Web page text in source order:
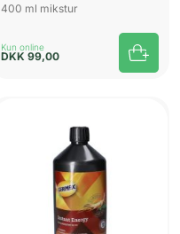
400 ml mikstur
Kun online
DKK 99,00